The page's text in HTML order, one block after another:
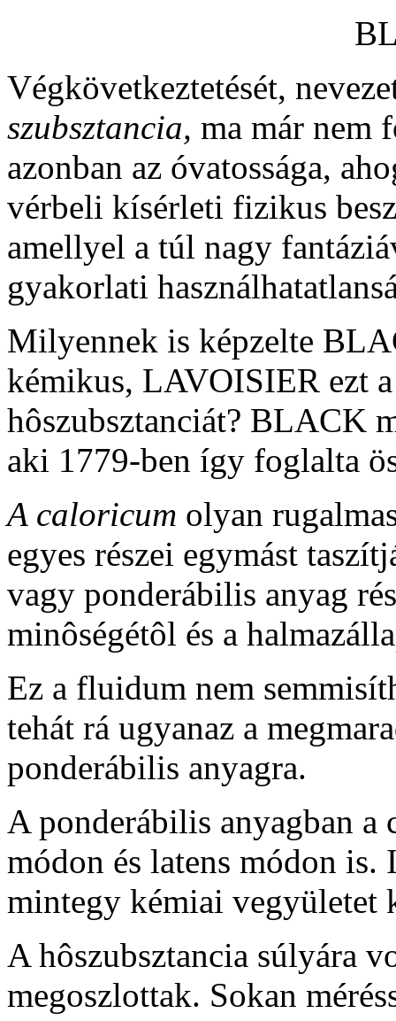
Végkövetkeztetését,
szubsztancia, ma már nem
azonban az óvatossága,
vérbeli kísérleti fizikus
amellyel a túl nagy
gyakorlati
Milyennek is képzelte
kémikus, LAVOISIER ezt
hôszubsztanciát? BLACK
aki 1779-ben így foglalta
A caloricum olyan
egyes részei egymást
vagy ponderábilis anyag
minôségétôl és a
Ez a fluidum nem
tehát rá ugyanaz a
ponderábilis anyagra.
A ponderábilis anyagban a
módon és latens módon is.
mintegy kémiai vegyületet
A hôszubsztancia súlyára
megoszlottak. Sokan